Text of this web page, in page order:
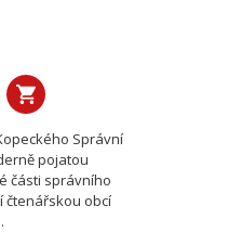
Správní
pojatou
části správního
čtenářskou obcí